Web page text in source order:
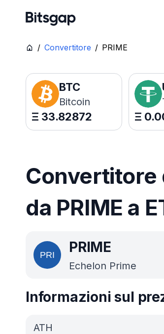
/ Convertitore / PRIME
BTC
Bitcoin
Ξ 33.82872 Ξ
Convertitore
da PRIME a
PRIME
Echelon Prime
Informazioni sul
ATH